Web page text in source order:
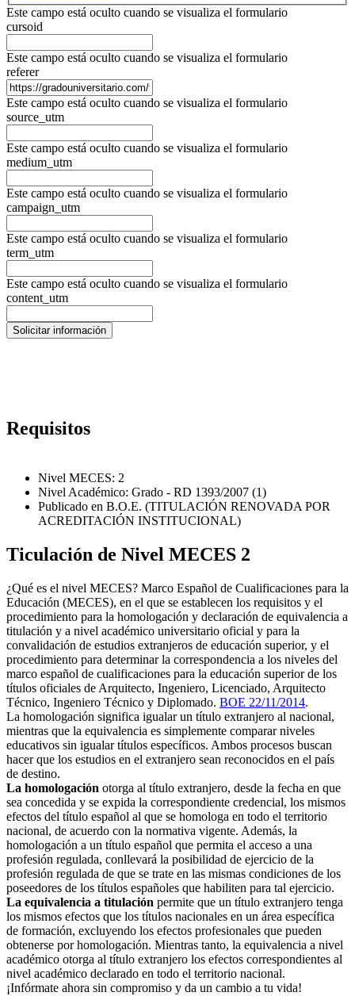
Este campo está oculto cuando se visualiza el formulario
cursoid
Este campo está oculto cuando se visualiza el formulario
referer
Este campo está oculto cuando se visualiza el formulario
source_utm
Este campo está oculto cuando se visualiza el formulario
medium_utm
Este campo está oculto cuando se visualiza el formulario
campaign_utm
Este campo está oculto cuando se visualiza el formulario
term_utm
Este campo está oculto cuando se visualiza el formulario
content_utm
Requisitos
Nivel MECES: 2
Nivel Académico: Grado - RD 1393/2007 (1)
Publicado en B.O.E. (TITULACIÓN RENOVADA POR
ACREDITACIÓN INSTITUCIONAL)
Ticulación de Nivel MECES 2
¿Qué es el nivel MECES? Marco Español de Cualificaciones para la
Educación (MECES), en el que se establecen los requisitos y el
procedimiento para la homologación y declaración de equivalencia a
titulación y a nivel académico universitario oficial y para la
convalidación de estudios extranjeros de educación superior, y el
procedimiento para determinar la correspondencia a los niveles del
marco español de cualificaciones para la educación superior de los
títulos oficiales de Arquitecto, Ingeniero, Licenciado, Arquitecto
Técnico, Ingeniero Técnico y Diplomado. BOE 22/11/2014.
La homologación significa igualar un título extranjero al nacional,
mientras que la equivalencia es simplemente comparar niveles
educativos sin igualar títulos específicos. Ambos procesos buscan
hacer que los estudios en el extranjero sean reconocidos en el país
de destino.
La homologación otorga al título extranjero, desde la fecha en que
sea concedida y se expida la correspondiente credencial, los mismos
efectos del título español al que se homologa en todo el territorio
nacional, de acuerdo con la normativa vigente. Además, la
homologación a un título español que permita el acceso a una
profesión regulada, conllevará la posibilidad de ejercicio de la
profesión regulada de que se trate en las mismas condiciones de los
poseedores de los títulos españoles que habiliten para tal ejercicio.
La equivalencia a titulación permite que un título extranjero tenga
los mismos efectos que los títulos nacionales en un área específica
de formación, excluyendo los efectos profesionales que pueden
obtenerse por homologación. Mientras tanto, la equivalencia a nivel
académico otorga al título extranjero los efectos correspondientes al
nivel académico declarado en todo el territorio nacional.
¡Infórmate ahora sin compromiso y da un cambio a tu vida!